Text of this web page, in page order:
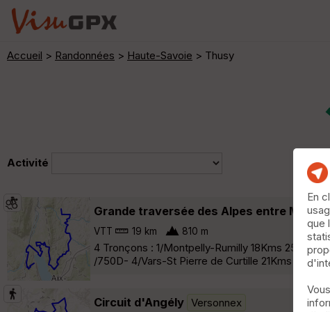
Accueil > Randonnées > Haute-Savoie > Thusy
Activité
Grande traversée des Alpes entre
VTT 19 km 810 m
4 Tronçons : 1/Montpelly-Rumilly 18Kms 250D /
/750D- 4/Vars-St Pierre de Curtille 21Kms 400D /
Circuit d'Angély Versonnex
En
que